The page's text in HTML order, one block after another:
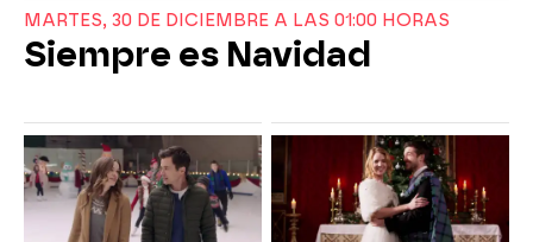
MARTES, 30 DE DICIEMBRE A LAS 01:00 HORAS
Siempre es Navidad